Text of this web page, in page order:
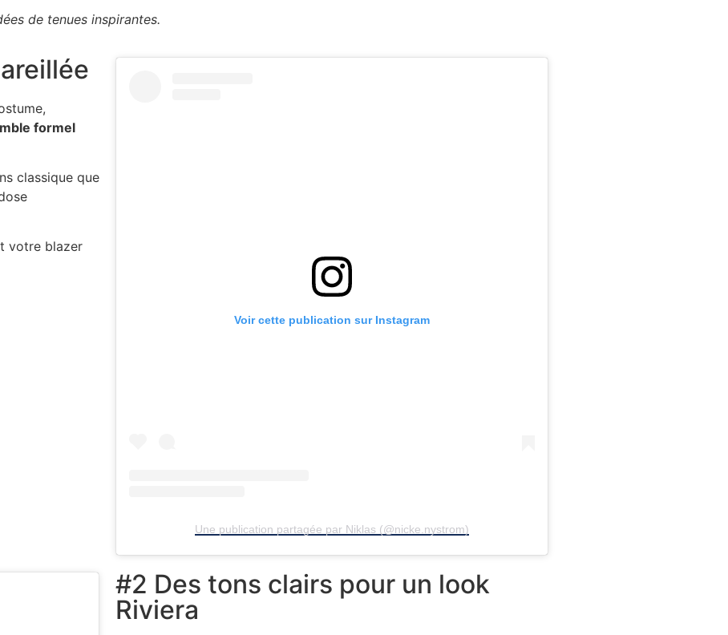
de tenues inspirantes.
formel
classique que
votre blazer
Voir cette publication sur Instagram
Une publication partagée par Niklas (@nicke.nystrom)
#2 Des tons clairs pour un look
Riviera